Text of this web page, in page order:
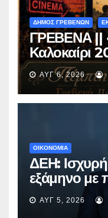
ΔΗΜΟΣ ΓΡΕΒΕΝΩΝ
ΓΡΕΒΕΝΑ ||
Καλοκαίρι
με την
«Μικρές
ΑΥΓ 6, 2026
ΟΙΚΟΝΟΜΙΑ
ΔΕΗ:
εξάμηνο με
EBITDA
ΑΥΓ 5, 2026